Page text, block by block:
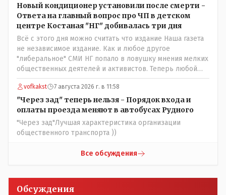
надо. Обойдёмся как-нибудь vofkakst: Где ономасты,
которые топят за возвращение исторических
названийТак вернули же историческое Кустанай
коренное название городишка
Новый кондиционер установили после смерти -
Ответа на главный вопрос про ЧП в детском
центре Костаная "НГ" добивалась три дня
Всё с этого дня можно считать что издание Наша газета
не независимое издание. Как и любое другое
"либеральное" СМИ НГ попало в ловушку мнения мелких
общественных деятелей и активистов. Теперь любой
активист и НПОшник будет поносить и диктовать
условия газете информационно бомбордируя ее пока та
не начнет писать "как надо" определенному кругу лиц.
Редакторская политика, коллектив журналистов уже
ниче не значат. Прискорбно и иронично
vofkakst 7 августа 2026 г. в 11:58
"Через зад" теперь нельзя - Порядок входа и
оплаты проезда меняют в автобусах Рудного
"Через зад"Лучшая характеристика организации
общественного транспорта ))
Все обсуждения
Обсуждения